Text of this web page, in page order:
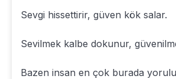
Sevgi hissettirir, güven kök salar.
Sevilmek kalbe dokunur,
Bazen insan en çok burada